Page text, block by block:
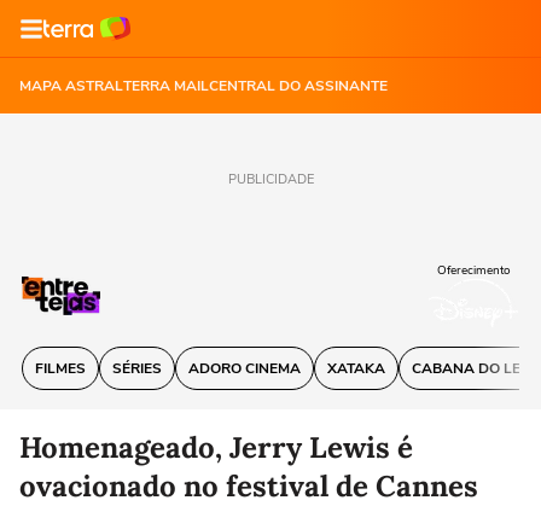
MAPA ASTRALTERRA MAILCENTRAL DO ASSINANTE
PUBLICIDADE
FILMES SÉRIES ADORO CINEMA XATAKA CABANA DO
Oferecimento
Homenageado, Jerry Lewis é
ovacionado no festival de Cannes